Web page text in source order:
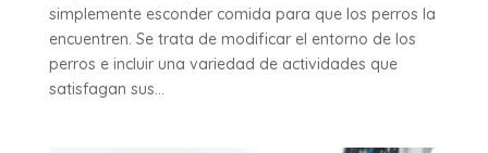
simplemente esconder comida para que los perros la
encuentren. Se trata de modificar el entorno de los
perros e incluir una variedad de actividades que
satisfagan sus...